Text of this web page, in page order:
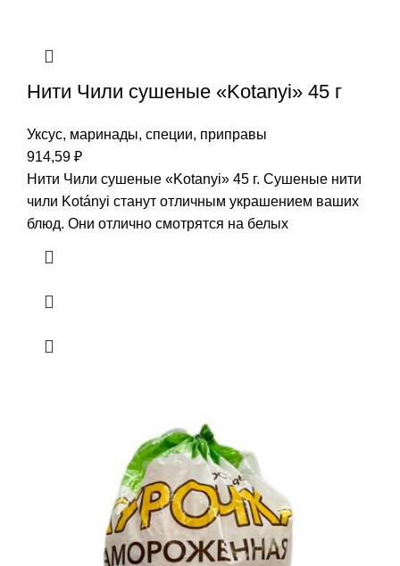
Нити Чили сушеные «Kotanyi» 45 г
Уксус, маринады, специи, приправы
914,59 ₽
Нити Чили сушеные «Kotanyi» 45 г. Сушеные нити
чили Kotányi станут отличным украшением ваших
блюд. Они отлично смотрятся на белых